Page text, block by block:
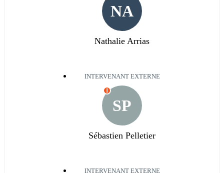
NA
Nathalie Arrias
INTERVENANT EXTERNE
SP
I
Sébastien Pelletier
INTERVENANT EXTERNE